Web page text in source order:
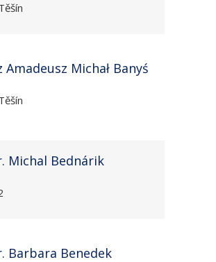
Amadeusz Michał Banyś
Michal Bednárik
Barbara Benedek